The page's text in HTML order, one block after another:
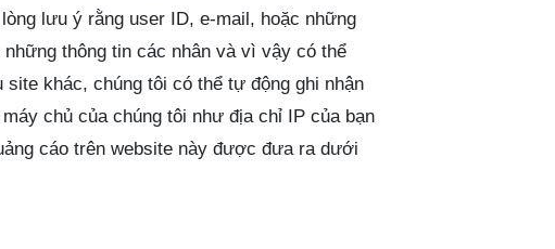
lưu ý rằng user ID, e-mail, hoặc những
thông tin các nhân và vì vậy có thể
khác, chúng tôi có thể tự động ghi nhận
chủ của chúng tôi như địa chỉ IP của bạn
cáo trên website này được đưa ra dưới